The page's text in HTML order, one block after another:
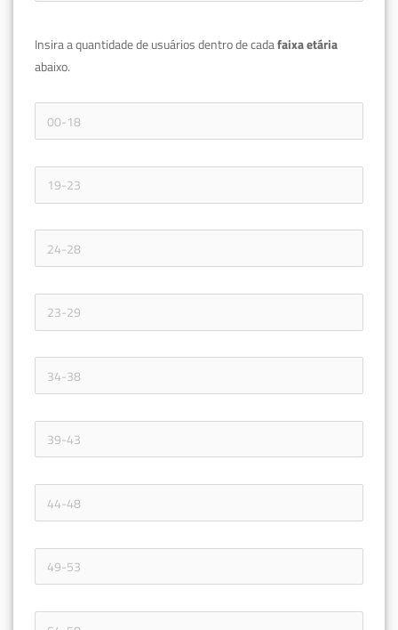
Insira a quantidade de usuários dentro de cada
abaixo.